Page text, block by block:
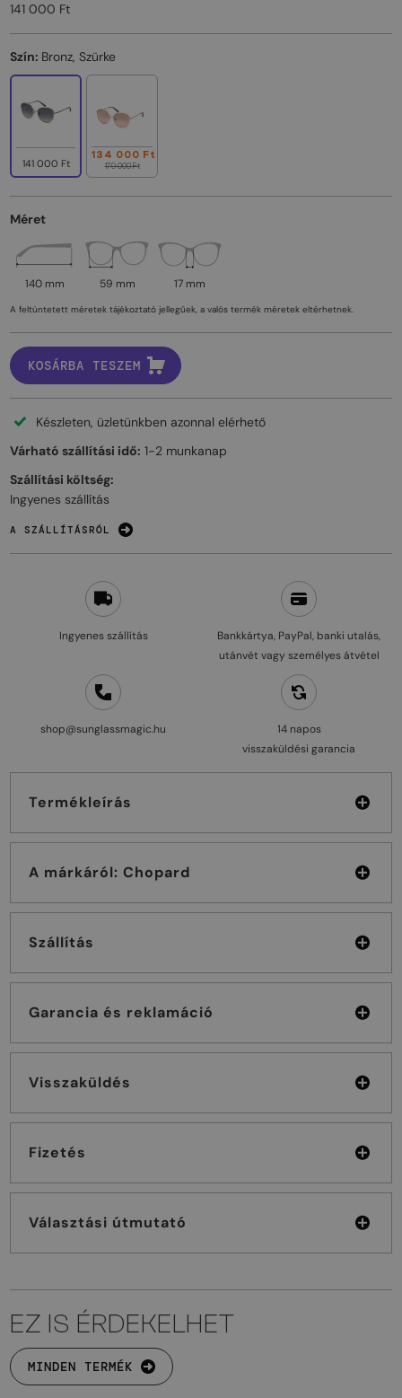
Ingyenes szállítás
Bankkártya, PayPal, banki utalás,
utánvét vagy személyes átvétel
shop@sunglassmagic.hu
14 napos
visszaküldési garancia
Termékleírás
A márkáról: Chopard
Szállítás
Garancia és reklamáció
Visszaküldés
Fizetés
Választási útmutató
141 000 Ft
Szín: Bronz, Szürke
141 000 Ft
134 000 Ft
179 000 Ft
Méret
140 mm 59 mm 17 mm
A feltüntetett méretek tájékoztató jellegűek, a valós termék méretek eltérhetnek.
KOSÁRBA TESZEM
Készleten, üzletünkben azonnal elérhető
Várható szállítási idő: 1-2 munkanap
Szállítási költség:
Ingyenes szállítás
A SZÁLLÍTÁSRÓL
EZ IS ÉRDEKELHET
MINDEN TERMÉK